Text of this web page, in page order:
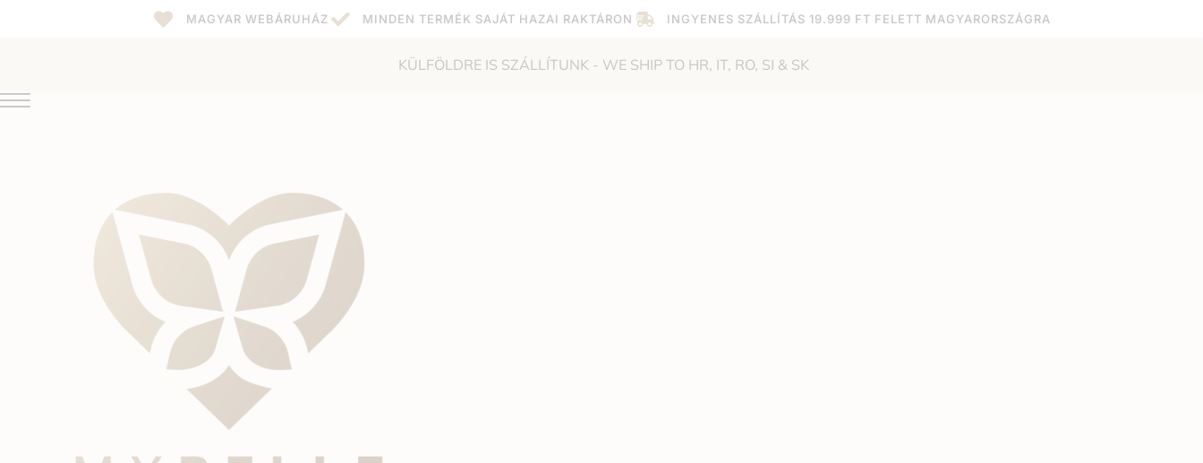
MAGYAR WEBÁRUHÁZ MINDEN TERMÉK SAJÁT HAZAI RAKTÁRON INGYENES SZÁLLÍTÁS 19.999 FT FELETT MAGYARORSZÁGRA
KÜLFÖLDRE IS SZÁLLÍTUNK - WE SHIP TO HR, IT, RO, SI & SK